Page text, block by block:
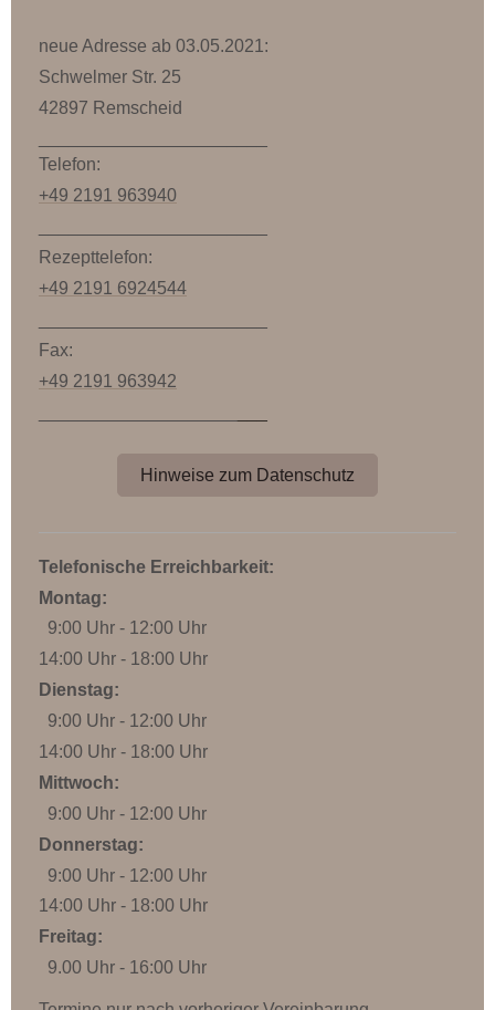
neue Adresse ab 03.05.2021:
Schwelmer Str. 25
42897 Remscheid
Telefon:
+49 2191 963940
Rezepttelefon:
+49 2191 6924544
Fax:
+49 2191 963942
Hinweise zum Datenschutz
Telefonische Erreichbarkeit:
Montag:
9:00 Uhr - 12:00 Uhr
14:00 Uhr - 18:00 Uhr
Dienstag:
9:00 Uhr - 12:00 Uhr
14:00 Uhr - 18:00 Uhr
Mittwoch:
9:00 Uhr - 12:00 Uhr
Donnerstag:
9:00 Uhr - 12:00 Uhr
14:00 Uhr - 18:00 Uhr
Freitag:
9.00 Uhr - 16:00 Uhr